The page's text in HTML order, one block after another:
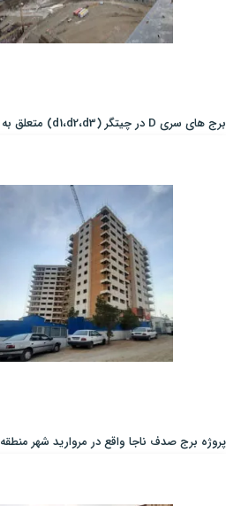
برج های سری D در چیتگر (d1،d2،d3) متعلق به ارتش
پروژه برج صدف ناجا واقع در مروارید شهر منطقه 22